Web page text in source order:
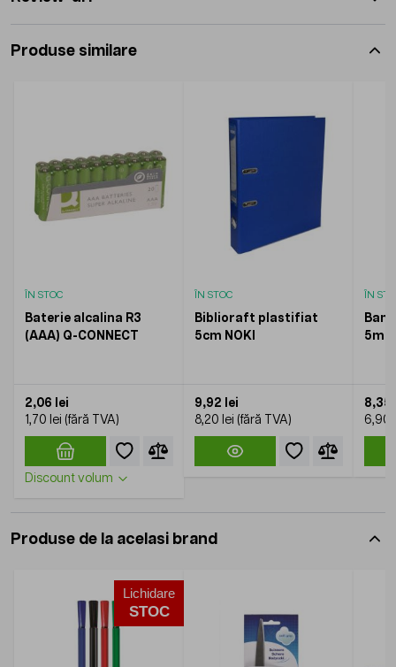
Produse similare
ÎN STOC
Baterie alcalina R3
(AAA) Q-CONNECT
2,06 lei
1,70 lei
Discount volum
ÎN STOC
Biblioraft plastifiat
5cm NOKI
9,92 lei
8,20 lei
ÎN
8,35
6,90
Produse de la acelasi brand
Lichidare
STOC